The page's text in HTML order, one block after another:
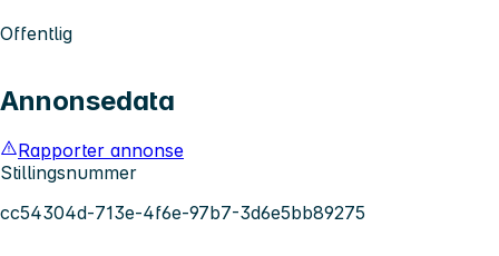
Offentlig
Annonsedata
Rapporter annonse
Stillingsnummer
cc54304d-713e-4f6e-97b7-3d6e5bb89275